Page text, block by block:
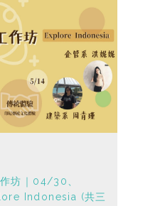
坊｜04/30、
Indonesia (共三